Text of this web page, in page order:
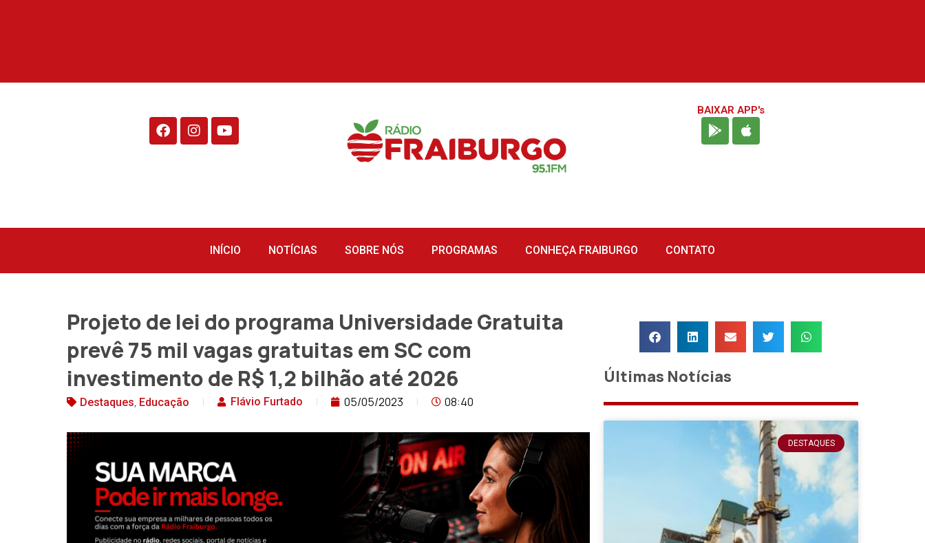
BAIXAR APP's
INÍCIO NOTÍCIAS SOBRE NÓS PROGRAMAS CONHEÇA FRAIBURGO CONTATO
Projeto de lei do programa Universidade Gratuita
prevê 75 mil vagas gratuitas em SC com
investimento de R$ 1,2 bilhão até 2026
Destaques, Educação Flávio Furtado 05/05/2023 08:40
Últimas Notícias
DESTAQUES